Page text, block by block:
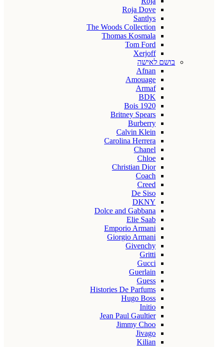
Roja Dove
Santlys
The Woods Collection
Thomas Kosmala
Tom Ford
Xerjoff
בושם לאישה
Afnan
Amouage
Armaf
BDK
Bois 1920
Britney Spears
Burberry
Calvin Klein
Carolina Herrera
Chanel
Chloe
Christian Dior
Coach
Creed
De Siso
DKNY
Dolce and Gabbana
Elie Saab
Emporio Armani
Giorgio Armani
Givenchy
Gritti
Gucci
Guerlain
Guess
Histories De Parfums
Hugo Boss
Initio
Jean Paul Gaultier
Jimmy Choo
Jivago
Kilian